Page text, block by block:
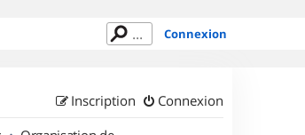
Connexion
Connexion
Inscription